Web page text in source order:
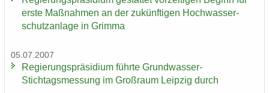
erste Maß­nah­men an der zu­künf­ti­gen Hoch­was­ser­
schutz­an­la­ge in Grim­ma
05.07.2007
Re­gie­rungs­prä­si­di­um führ­te Grundwasser-​
Stichtagsmessung im Groß­raum Leip­zig durch